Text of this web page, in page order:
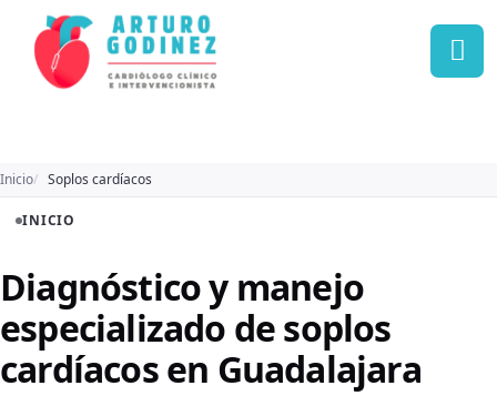
Inicio Soplos cardíacos
INICIO
Diagnóstico y manejo
especializado de soplos
cardíacos en Guadalajara